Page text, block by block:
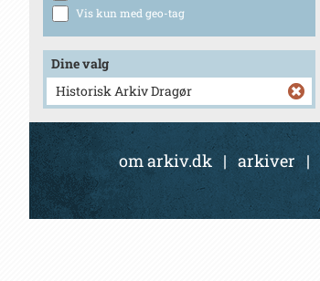
Vis kun med geo-tag
Dine valg
Historisk Arkiv Dragør
om arkiv.dk | arkiver|